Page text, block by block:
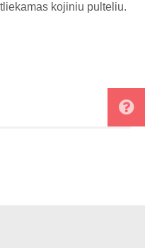
kojiniu pulteliu.